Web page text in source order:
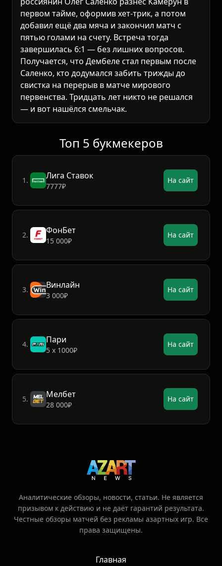
первом тайме, оформив хет-трик, а потом
добавил ещё два мяча и закончил матч с
пятью голами на счету. Встреча тогда
завершилась 6:1 — без лишних вопросов.
Получается, что Дембеле стал первым после
Саленко, кто додумался забить трижды до
свистка на перерыв в матче мирового
первенства. Тридцать лет никто не решался
— и вот нашёлся смельчак.
Топ 5 букмекеров
1. Лига Ставок
7777₽
На сайт
2. ФонБет
15 000₽
На сайт
3. Винлайн
3 000₽
На сайт
4. Пари
5 х 1000₽
На сайт
5. Мелбет
28 000₽
На сайт
Аналитические обзоры, новости, статьи. Не является
призывом к действию и не даёт гарантий результата.
Честные обзоры матчей без рекламы азартных игр. Все
права защищены.
Главная